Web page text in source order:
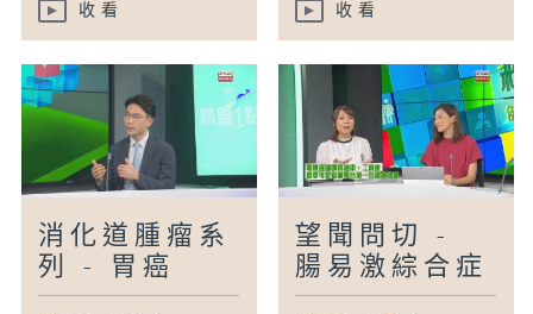
收看 收看
消化道腫瘤系
列 - 胃癌
望聞問切 -
腸易激綜合症